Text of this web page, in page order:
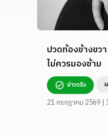
ปวดท้องข้างข
ไม่ควรมองข้าม
ข่าวจริง
21 กรกฎาคม 2569 |